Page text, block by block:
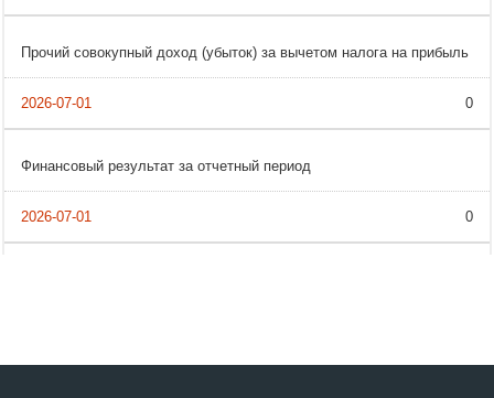
Прочий совокупный доход (убыток) за вычетом налога на прибыль
0
Финансовый результат за отчетный период
0